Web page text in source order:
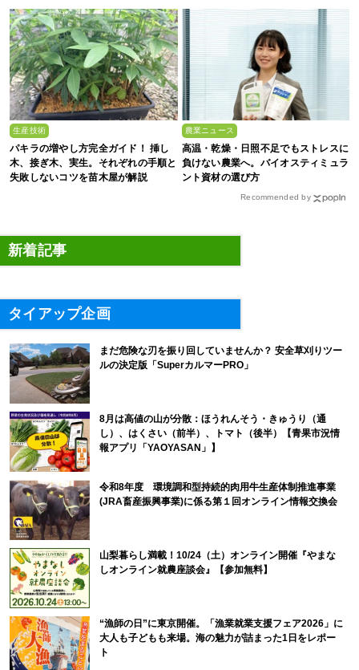
生産技術
パキラの増やし方完全ガイド！ 挿し
木、接ぎ木、実生。それぞれの手順と
失敗しないコツを苗木屋が解説
農業ニュース
高温・乾燥・日照不足でもストレスに
負けない農業へ。バイオスティミュラ
ント資材の選び方
Recommended by
新着記事
タイアップ企画
まだ危険な刃を振り回していませんか？ 安全草刈りツー
ルの決定版「SuperカルマーPRO」
8月は高値の山が分散：ほうれんそう・きゅうり（通
し）、はくさい（前半）、トマト（後半）【青果市況情
報アプリ「YAOYASAN」】
令和8年度 環境調和型持続的肉用牛生産体制推進事業
(JRA畜産振興事業)に係る第１回オンライン情報交換会
山梨暮らし満載！10/24（土）オンライン開催『やまな
しオンライン就農座談会』【参加無料】
“漁師の日”に東京開催。「漁業就業支援フェア2026」に
大人も子どもも来場。海の魅力が詰まった1日をレポー
ト